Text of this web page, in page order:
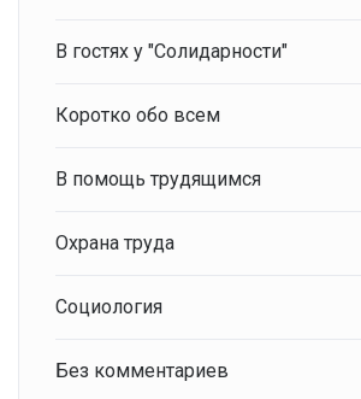
В гостях у "Солидарности"
Коротко обо всем
В помощь трудящимся
Охрана труда
Социология
Без комментариев